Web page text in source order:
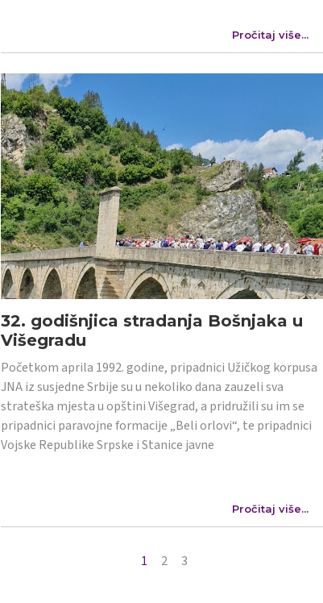
Pročitaj više...
32. godišnjica stradanja Bošnjaka u
Višegradu
Početkom aprila 1992. godine, pripadnici Užičkog korpusa
JNA iz susjedne Srbije su u nekoliko dana zauzeli sva
strateška mjesta u opštini Višegrad, a pridružili su im se
pripadnici paravojne formacije „Beli orlovi“, te pripadnici
Vojske Republike Srpske i Stanice javne
Pročitaj više...
1 2 3